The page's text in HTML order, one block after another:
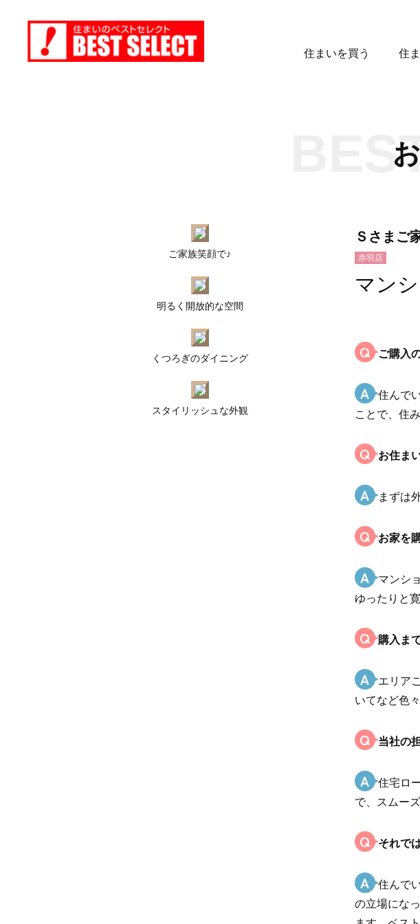
住まいを買う 住
ご家族笑顔で♪
明るく開放的な空間
くつろぎのダイニング
スタイリッシュな外観
Ｓさまご
赤羽店
マン
Q ご購入
A 住んで
ことで、住
Q お住ま
A まずは
Q お家を
A マンシ
ゆったりと
Q 購入ま
A エリア
いてなど色
Q 当社の
A 住宅ロ
で、スムー
Q それで
A 住んで
の立場にな